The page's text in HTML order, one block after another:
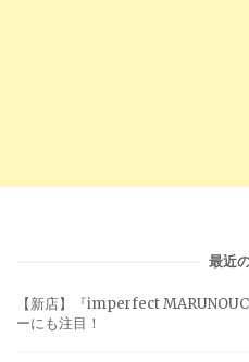
最近
【新店】『imperfect
ーにも注目！